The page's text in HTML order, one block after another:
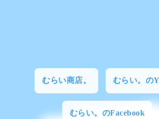
むらい商店。 むらい。の
むらい。のFacebook